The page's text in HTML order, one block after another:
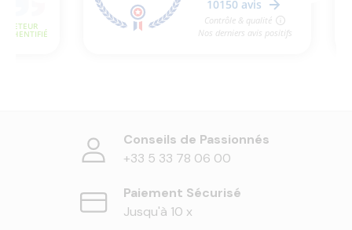
Conseils de Passionnés
+33 5 33 78 06 00
Paiement Sécurisé
Jusqu'à 10 x